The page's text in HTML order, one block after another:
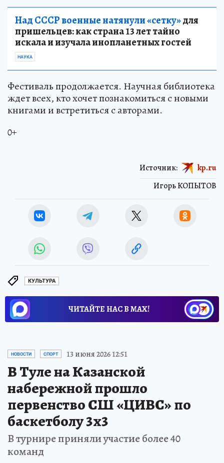
Над СССР военные натянули «сетку»для
пришельцев: как страна 13 лет тайно
искала и изучала инопланетных гостей
НАУКА
Фестиваль продолжается. Научная библиотека
ждет всех, кто хочет познакомиться с новыми
книгами и встретиться с авторами.
0+
Игорь КОПЫТОВ
Источник: kp.ru
КУЛЬТУРА
ЧИТАЙТЕ НАС В МАХ!
НОВОСТИ СПОРТ 13 июня 2026 12:51
В Туле на Казанской
набережной прошло
первенство СШ «ЦИВС» по
баскетболу 3х3
В турнире приняли участие более 40
команд